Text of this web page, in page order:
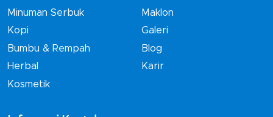
Minuman Serbuk
Kopi
Bumbu & Rempah
Herbal
Kosmetik
Maklon
Galeri
Blog
Karir